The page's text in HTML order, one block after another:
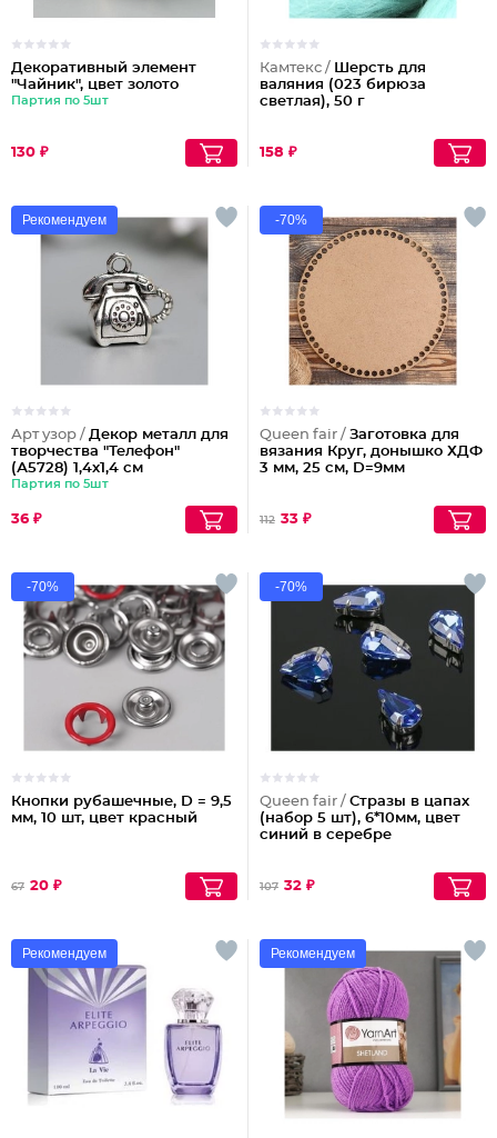
Декоративный элемент
"Чайник", цвет золото
Партия по 5шт
130 ₽
Камтекс / Шерсть для
валяния (023 бирюза
светлая), 50 г
158 ₽
Рекомендуем
Арт узор / Декор металл для
творчества "Телефон"
(А5728) 1,4х1,4 см
Партия по 5шт
36 ₽
-70%
Queen fair / Заготовка для
вязания Круг, донышко ХДФ
3 мм, 25 см, D=9мм
112 33 ₽
-70%
Кнопки рубашечные, D = 9,5
мм, 10 шт, цвет красный
67 20 ₽
-70%
Queen fair / Стразы в цапах
(набор 5 шт), 6*10мм, цвет
синий в серебре
107 32 ₽
Рекомендуем Рекомендуем